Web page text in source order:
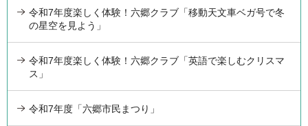
令和7年度楽しく体験！六郷クラブ「移動天文車ベガ号で冬
の星空を見よう」
令和7年度楽しく体験！六郷クラブ「英語で楽しむクリスマ
ス」
令和7年度「六郷市民まつり」